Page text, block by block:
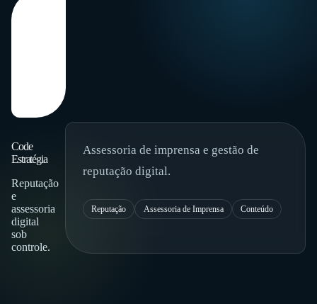
Code
Estratégia
Reputação
e
assessoria
digital
sob
controle.
Assessoria de imprensa e gestão de
reputação digital.
Reputação Assessoria de Imprensa Conteúdo